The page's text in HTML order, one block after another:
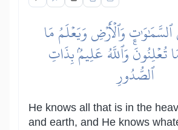
ٱلسَّمَٰوَٰتِ وَٱلۡأَرۡضِ وَيَعۡلَمُ مَا
تُعۡلِنُونَۚ وَٱللَّهُ عَلِيمُۢ بِذَاتِ
ٱلصُّدُورِ
He knows all that is in the
and earth, and He knows